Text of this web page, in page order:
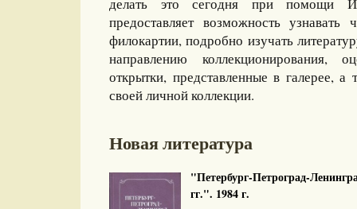
предоставляет возможность
филокартии, подробно изучать
направлению коллекционирования,
открытки, представленные в галерее, а
своей личной коллекции.
Новая литература
"Петербург-Петроград-
гг.". 1984 г.